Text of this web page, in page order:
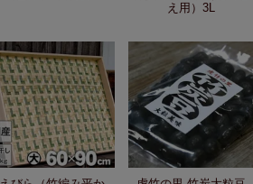
え用）3L